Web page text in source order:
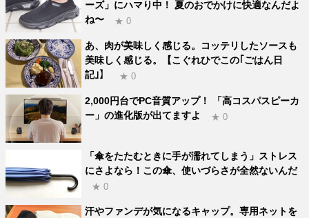
ーズ」にハマり中！ 夏のおでかけに快適なんだよ
ね〜
★ 0
あ、肉が美味しく感じる。コッテリしたソースも
美味しく感じる。【こぐれひでこの｢ごはん日
記｣】
★ 0
2,000円台でPC音質アップ！ 「高コスパスピーカ
ー」の進化版が出てますよ
★ 0
「傘をたたむときに手が濡れてしまう」ストレス
にさよなら！この傘、使いづらさが全然ないんだ
★ 0
汗やファンデが気になるキャップ。専用ネットを